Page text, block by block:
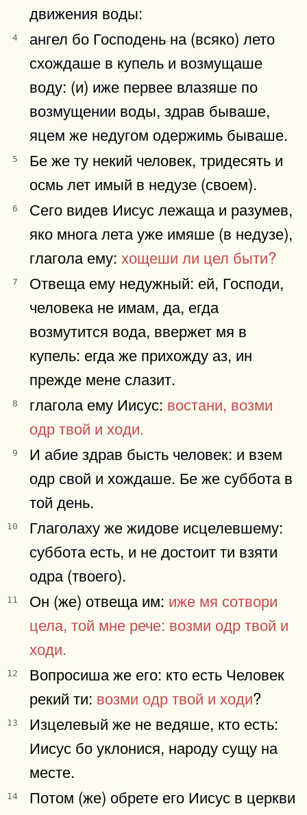
движения воды:
4
ангел бо Господень на (всяко) лето
схождаше в купель и возмущаше
воду: (и) иже первее влазяше по
возмущении воды, здрав бываше,
яцем же недугом одержимь бываше.
5
Бе же ту некий человек, тридесять и
осмь лет имый в недузе (своем).
6
Сего видев Иисус лежаща и разумев,
яко многа лета уже имяше (в недузе),
глагола ему: хощеши ли цел быти?
7
Отвеща ему недужный: ей, Господи,
человека не имам, да, егда
возмутится вода, ввержет мя в
купель: егда же прихожду аз, ин
прежде мене слазит.
8 глагола ему Иисус: востани, возми
одр твой и ходи.
9
И абие здрав бысть человек: и взем
одр свой и хождаше. Бе же суббота в
той день.
10
Глаголаху же жидове исцелевшему:
суббота есть, и не достоит ти взяти
одра (твоего).
11 Он (же) отвеща им: иже мя сотвори
цела, той мне рече: возми одр твой и
ходи.
12
Вопросиша же его: кто есть Человек
рекий ти: возми одр твой и ходи?
13
Изцелевый же не ведяше, кто есть:
Иисус бо уклонися, народу сущу на
месте.
14
Потом (же) обрете его Иисус в церкви